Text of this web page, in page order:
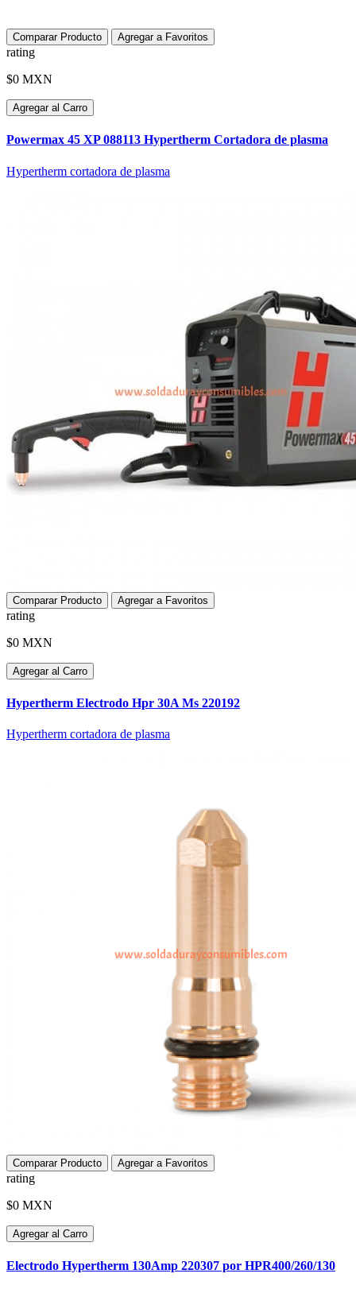
Comparar Producto Agregar a Favoritos
rating
$0 MXN
Agregar al Carro
Powermax 45 XP 088113 Hypertherm Cortadora de plasma
Hypertherm cortadora de plasma
Comparar Producto Agregar a Favoritos
rating
$0 MXN
Agregar al Carro
Hypertherm Electrodo Hpr 30A Ms 220192
Hypertherm cortadora de plasma
Comparar Producto Agregar a Favoritos
rating
$0 MXN
Agregar al Carro
Electrodo Hypertherm 130Amp 220307 por HPR400/260/130